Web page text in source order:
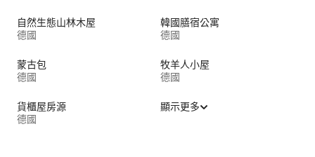
自然生態山林木屋
德國
韓國膳宿公寓
德國
蒙古包
德國
牧羊人小屋
德國
貨櫃屋房源
德國
顯示更多